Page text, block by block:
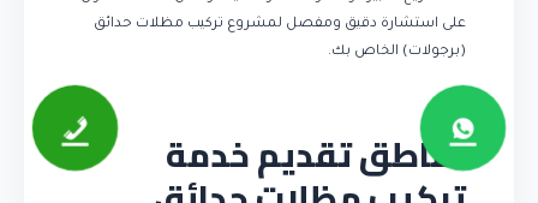
على استشارة دقيق ومفصل لمشروع تركيب مظلات حدائق
(برجولات) الخاص بك.
مناطق تقديم خدمة